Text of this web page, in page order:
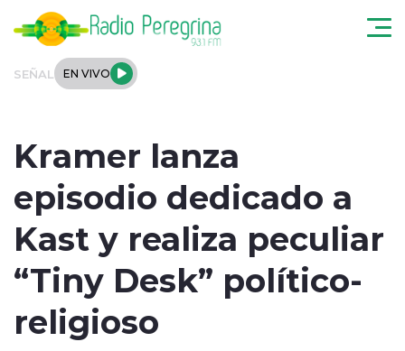
SEÑAL EN VIVO
Podcast
Internacional
Kramer lanza
episodio dedicado a
Kast y realiza peculiar
“Tiny Desk” político-
religioso